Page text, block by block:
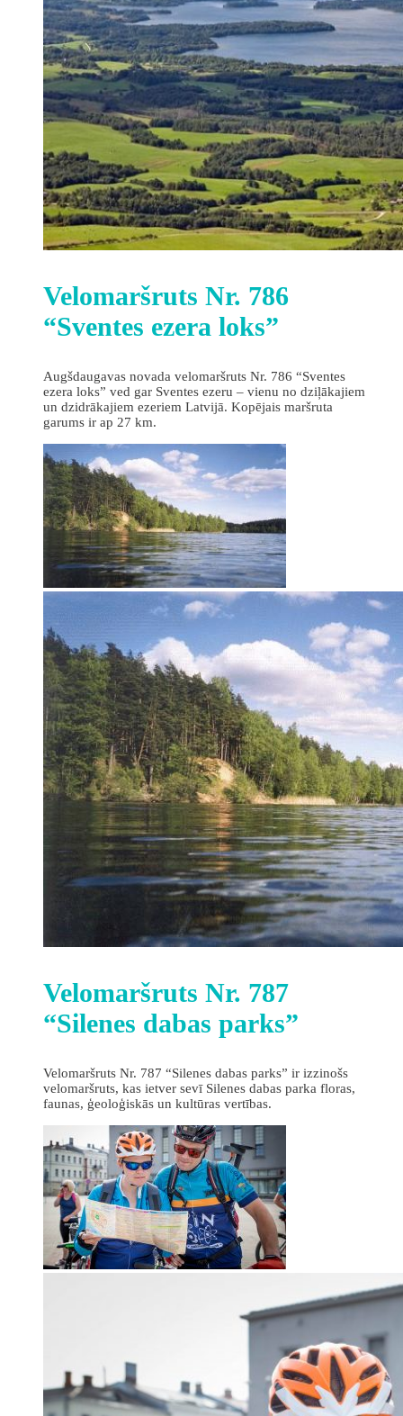
Velomaršruts Nr. 786
“Sventes ezera loks”
Augšdaugavas novada velomaršruts Nr. 786 “Sventes
ezera loks” ved gar Sventes ezeru – vienu no dziļākajiem
un dzidrākajiem ezeriem Latvijā. Kopējais maršruta
garums ir ap 27 km.
Velomaršruts Nr. 787
“Silenes dabas parks”
Velomaršruts Nr. 787 “Silenes dabas parks” ir izzinošs
velomaršruts, kas ietver sevī Silenes dabas parka floras,
faunas, ģeoloģiskās un kultūras vertības.